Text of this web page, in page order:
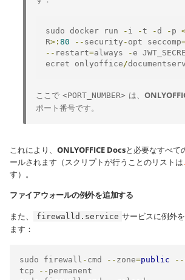
sudo docker run - i -t -d - p
R>: 80 -- security - opt seccomp
-- restart=always -e
ecret onlyoffice/
ここで <PORT_NUMBER> は、
ポート番号です。
これにより、 ONLYOFFICE Docsと必要なすべて
ールされます（スクリプトが行うことのリストは
す）。
ファイアウォールの例外を追加する
また、
firewalld.service サービスに例外
ます：
sudo firewall - cmd -- zone=public --
tcp
-- permanent